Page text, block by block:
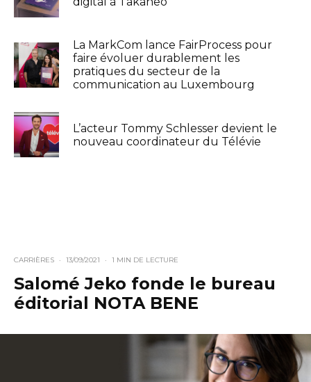
La MarkCom lance FairProcess pour
faire évoluer durablement les
pratiques du secteur de la
communication au Luxembourg
L’acteur Tommy Schlesser devient le
nouveau coordinateur du Télévie
CARRIÈRES · 13/09/2021 · 1 MIN DE LECTURE
Salomé Jeko fonde le bureau
éditorial NOTA BENE